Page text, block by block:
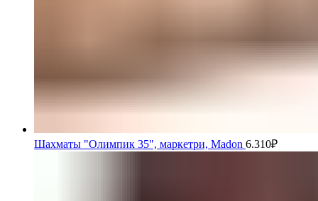
Шахматы "Олимпик 35", маркетри, Madon 6.310₽